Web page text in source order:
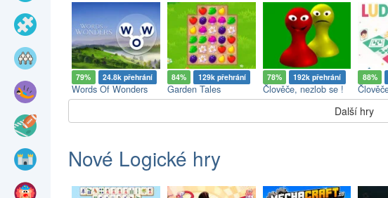
79% 24.8k přehrání
Words Of Wonders
84% 129k přehrání
Garden Tales
78% 192k přehrání
Člověče, nezlob se !
88%
Další hry
Nové Logické hry